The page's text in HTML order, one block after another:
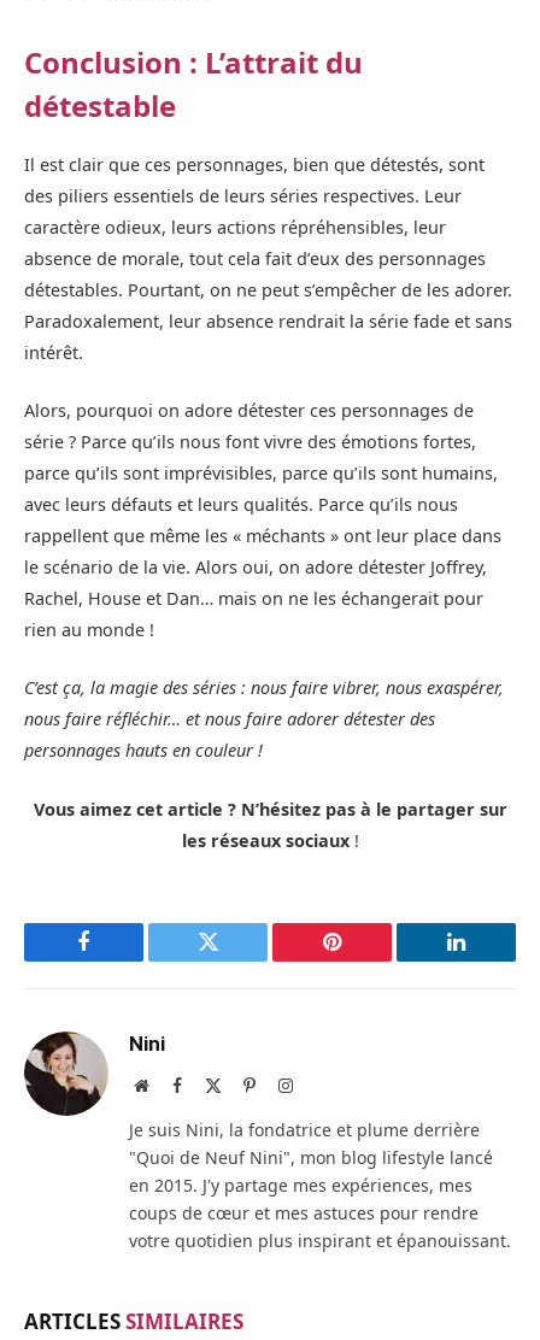
Conclusion : L’attrait du
détestable
Il est clair que ces personnages, bien que détestés, sont
des piliers essentiels de leurs séries respectives. Leur
caractère odieux, leurs actions répréhensibles, leur
absence de morale, tout cela fait d’eux des personnages
détestables. Pourtant, on ne peut s’empêcher de les adorer.
Paradoxalement, leur absence rendrait la série fade et sans
intérêt.
Alors, pourquoi on adore détester ces personnages de
série ? Parce qu’ils nous font vivre des émotions fortes,
parce qu’ils sont imprévisibles, parce qu’ils sont humains,
avec leurs défauts et leurs qualités. Parce qu’ils nous
rappellent que même les « méchants » ont leur place dans
le scénario de la vie. Alors oui, on adore détester Joffrey,
Rachel, House et Dan… mais on ne les échangerait pour
rien au monde !
C’est ça, la magie des séries : nous faire vibrer, nous exaspérer,
nous faire réfléchir… et nous faire adorer détester des
personnages hauts en couleur !
Vous aimez cet article ? N’hésitez pas à le partager sur
les réseaux sociaux!
Facebook Twitter Pinterest LinkedIn
Nini
Site Facebook PinterestInstagram
Je suis Nini, la fondatrice et plume derrière
"Quoi de Neuf Nini", mon blog lifestyle lancé
en 2015. J'y partage mes expériences, mes
coups de cœur et mes astuces pour rendre
votre quotidien plus inspirant et épanouissant.
ARTICLESSIMILAIRES